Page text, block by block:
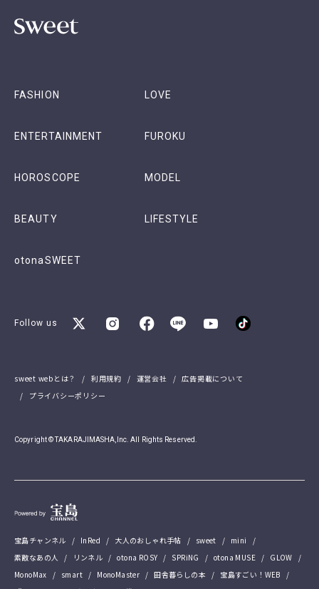
FASHION LOVE
ENTERTAINMENT FUROKU
HOROSCOPE MODEL
BEAUTY LIFESTYLE
otonaSWEET
Follow us
sweet webとは？ 利用規約 運営会社
広告掲載について
プライバシーポリシー
Copyright © TAKARAJIMASHA,Inc. All Rights Reserved.
宝島チャンネル InRed 大人のおしゃれ手帖 sweet
mini
素敵なあの人
リンネル otona ROSY SPRiNG otona MUSE
GLOW
MonoMax
smart MonoMaster 田舎暮らしの本
宝島すごい！WEB